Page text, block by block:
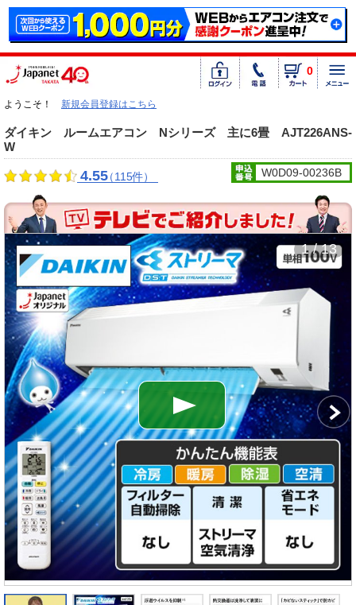
0
ようこそ！ 新規会員登録はこちら
ダイキン ルームエアコン Nシリーズ 主に6畳 AJT226ANS-
W
4.55（115件） W0D09-00236B
1 / 13